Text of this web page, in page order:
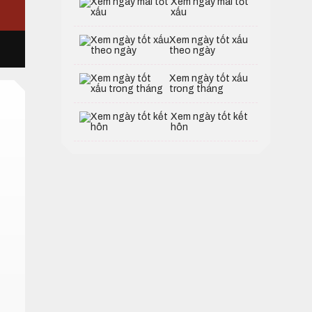
xấu
Xem ngày tốt xấu
theo ngày
Xem ngày tốt xấu
trong tháng
Xem ngày tốt kết
hôn